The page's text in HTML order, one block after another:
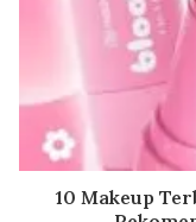
10 Makeup